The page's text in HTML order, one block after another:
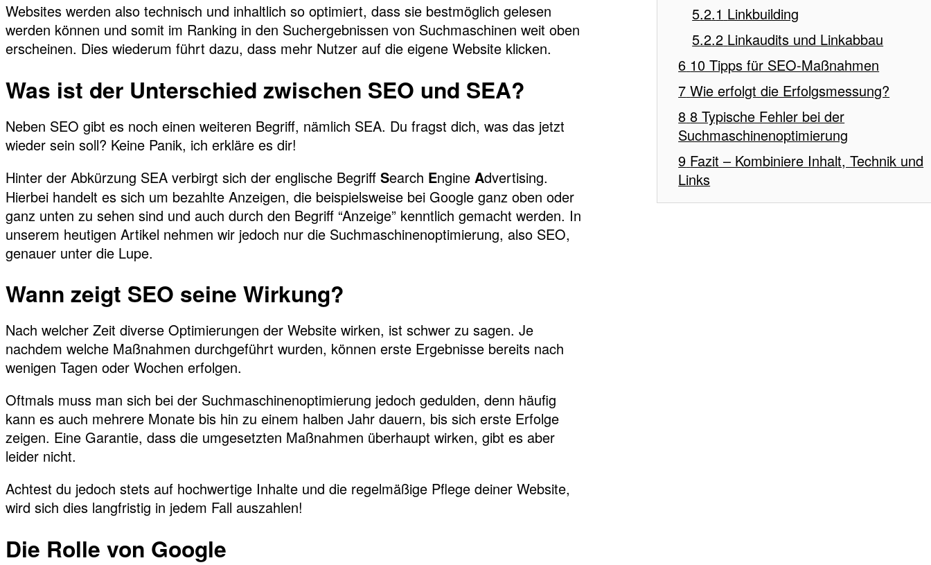
Websites werden also technisch und inhaltlich so optimiert, dass sie bestmöglich gelesen
werden können und somit im Ranking in den Suchergebnissen von Suchmaschinen weit oben
erscheinen. Dies wiederum führt dazu, dass mehr Nutzer auf die eigene Website klicken.
Was ist der Unterschied zwischen SEO und SEA?
Neben SEO gibt es noch einen weiteren Begriff, nämlich SEA. Du fragst dich, was das jetzt
wieder sein soll? Keine Panik, ich erkläre es dir!
Hinter der Abkürzung SEA verbirgt sich der englische Begriff Search Engine Advertising.
Hierbei handelt es sich um bezahlte Anzeigen, die beispielsweise bei Google ganz oben oder
ganz unten zu sehen sind und auch durch den Begriff “Anzeige” kenntlich gemacht werden. In
unserem heutigen Artikel nehmen wir jedoch nur die Suchmaschinenoptimierung, also SEO,
genauer unter die Lupe.
Wann zeigt SEO seine Wirkung?
Nach welcher Zeit diverse Optimierungen der Website wirken, ist schwer zu sagen. Je
nachdem welche Maßnahmen durchgeführt wurden, können erste Ergebnisse bereits nach
wenigen Tagen oder Wochen erfolgen.
Oftmals muss man sich bei der Suchmaschinenoptimierung jedoch gedulden, denn häufig
kann es auch mehrere Monate bis hin zu einem halben Jahr dauern, bis sich erste Erfolge
zeigen. Eine Garantie, dass die umgesetzten Maßnahmen überhaupt wirken, gibt es aber
leider nicht.
Achtest du jedoch stets auf hochwertige Inhalte und die regelmäßige Pflege deiner Website,
wird sich dies langfristig in jedem Fall auszahlen!
Die Rolle von Google
Linkbuilding
Linkaudits und Linkabbau
10 Tipps für SEO-Maßnahmen
Wie erfolgt die Erfolgsmessung?
8 Typische Fehler bei der
Suchmaschinenoptimierung
Fazit – Kombiniere Inhalt, Technik und
Links